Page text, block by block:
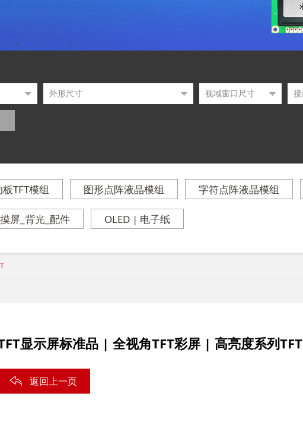
TFT模组 图形点阵液晶模组 字符点阵液晶模组
屏_背光_配件 OLED | 电子纸
显示屏标准品 | 全视角TFT彩屏 | 高亮度系列TFT
返回上一页